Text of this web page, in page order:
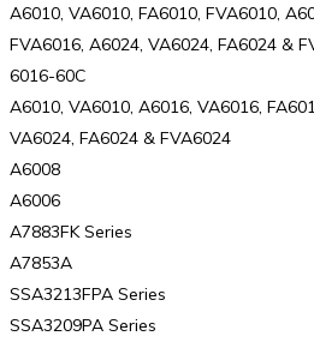
A6010, VA6010, FA6010, FVA6010,
FVA6016, A6024, VA6024, FA6024 &
6016-60C
A6010, VA6010, A6016, VA6016,
VA6024, FA6024 & FVA6024
A6008
A6006
A7883FK Series
A7853A
SSA3213FPA Series
SSA3209PA Series